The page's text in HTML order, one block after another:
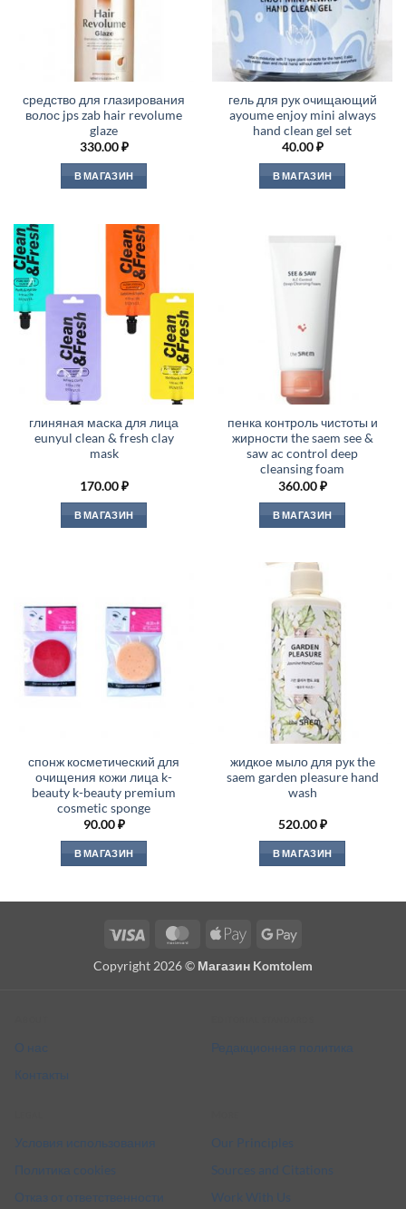
средство для глазирования
волос jps zab hair revolume
glaze
330.00₽
В МАГАЗИН
гель для рук очищающий
ayoume enjoy mini always
hand clean gel set
40.00₽
В МАГАЗИН
глиняная маска для лица
eunyul clean & fresh clay
mask
170.00₽
В МАГАЗИН
пенка контроль чистоты и
жирности the saem see &
saw ac control deep
cleansing foam
360.00₽
В МАГАЗИН
спонж косметический для
очищения кожи лица k-
beauty k-beauty premium
cosmetic sponge
90.00₽
В МАГАЗИН
жидкое мыло для рук the
saem garden pleasure hand
wash
520.00₽
В МАГАЗИН
Visa MasterCardApple
Google
Copyright 2026 © Магазин Komtolem
О нас
Контакты
Редакционная политика
Условия использования
Политика cookies
Отказ от ответственности
Our Principles
Sources and Citations
Work With Us